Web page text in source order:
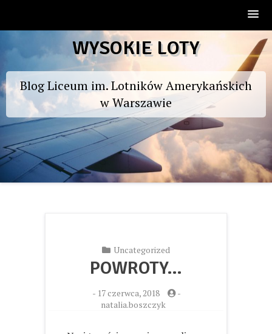
to
WYSOKIE LOTY
Blog Liceum im. Lotników Amerykańskich
w Warszawie
Uncategorized
POWROTY…
- 17 czerwca, 2018
-
natalia.boszczyk